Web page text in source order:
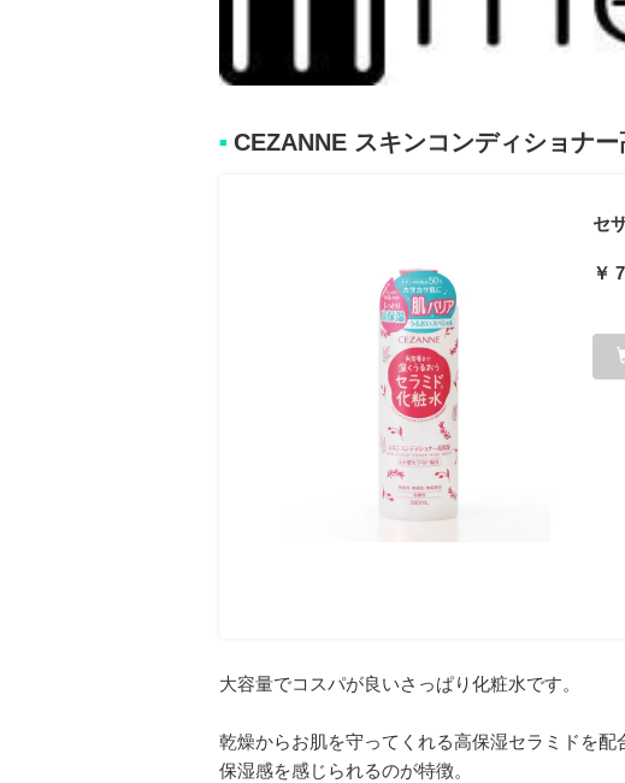
■ CEZANNE スキンコンディショナ
セ
￥
大容量でコスパが良いさっぱり化粧水です。
乾燥からお肌を守ってくれる高保湿セラミドを
保湿感を感じられるのが特徴。